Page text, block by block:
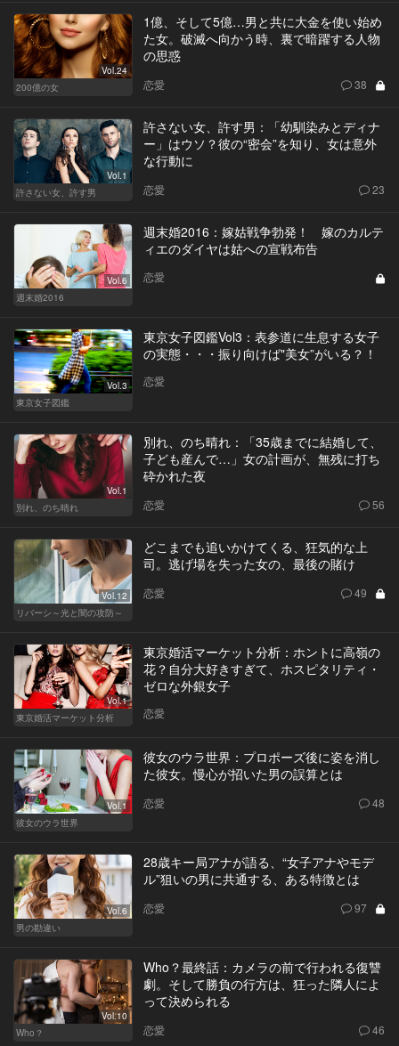
Vol.24
200億の女
1億、そして5億…男と共に大金を使い始め
た女。破滅へ向かう時、裏で暗躍する人物
の思惑
恋愛 38
Vol.1
許さない女、許す男
許さない女、許す男：「幼馴染みとディナ
ー」はウソ？彼の“密会”を知り、女は意外
な行動に
恋愛 23
Vol.6
週末婚2016
週末婚2016：嫁姑戦争勃発！ 嫁のカルテ
ィエのダイヤは姑への宣戦布告
恋愛
Vol.3
東京女子図鑑
東京女子図鑑Vol3：表参道に生息する女子
の実態・・・振り向けば"美女”がいる？！
恋愛
Vol.1
別れ、のち晴れ
別れ、のち晴れ：「35歳までに結婚して、
子ども産んで…」女の計画が、無残に打ち
砕かれた夜
恋愛 56
Vol.12
リバーシ～光と闇の攻防～
どこまでも追いかけてくる、狂気的な上
司。逃げ場を失った女の、最後の賭け
恋愛 49
Vol.1
東京婚活マーケット分析
東京婚活マーケット分析：ホントに高嶺の
花？自分大好きすぎて、ホスピタリティ・
ゼロな外銀女子
恋愛
Vol.1
彼女のウラ世界
彼女のウラ世界：プロポーズ後に姿を消し
た彼女。慢心が招いた男の誤算とは
恋愛 48
Vol.6
男の勘違い
28歳キー局アナが語る、“女子アナやモデ
ル”狙いの男に共通する、ある特徴とは
恋愛 97
Vol.10
Who？
Who？最終話：カメラの前で行われる復讐
劇。そして勝負の行方は、狂った隣人によ
って決められる
恋愛 46